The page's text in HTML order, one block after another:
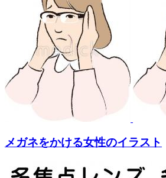
メガネをかける女性のイラスト